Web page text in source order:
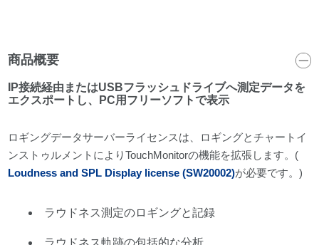
商品概要
IP接続経由またはUSBフラッシュドライブへ測定データを
エクスポートし、PC用フリーソフトで表示
ロギングデータサーバーライセンスは、ロギングとチャートイ
ンストゥルメントによりTouchMonitorの機能を拡張します。(
Loudness and SPL Display license (SW20002)が必要です。)
ラウドネス測定のロギングと記録